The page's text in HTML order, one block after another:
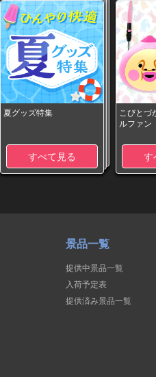
夏グッズ特集
すべて見る
こびとづ
ルファン
す
景品一覧
提供中景品一覧
入荷予定表
提供済み景品一覧